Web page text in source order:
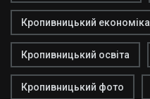
Кропивницький економіка
Кропивницький освіта
Кропивницький фото